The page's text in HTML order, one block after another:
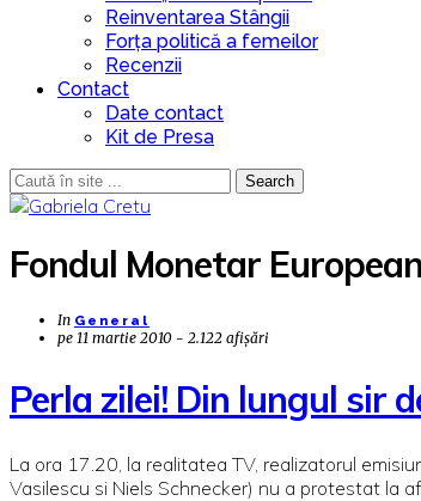
Reinventarea Stângii
Forța politică a femeilor
Recenzii
Contact
Date contact
Kit de Presa
Search
Fondul Monetar European
In General
pe 11 martie 2010 - 2.122 afișări
Perla zilei! Din lungul sir
La ora 17.20, la realitatea TV, realizatorul
Vasilescu si Niels Schnecker) nu a protestat la